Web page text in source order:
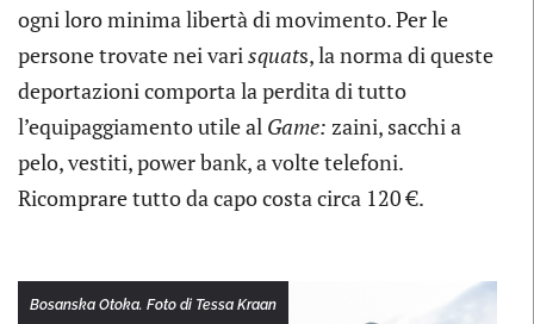
ogni loro minima libertà di movimento. Per le
persone trovate nei varisquats, la norma di queste
deportazioni comporta la perdita di tutto
l’equipaggiamento utile al Game: zaini, sacchi a
pelo, vestiti, power bank, a volte telefoni.
Ricomprare tutto da capo costa circa 120 €.
Bosanska Otoka. Foto di Tessa Kraan